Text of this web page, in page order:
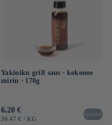
Yakiniku grill saus ⋅ kokonoe
mirin ⋅ 170g
Normale
prijs
6.20 €
EENHEIDSPRIJS
36.47 € / PER
KG
épuisé